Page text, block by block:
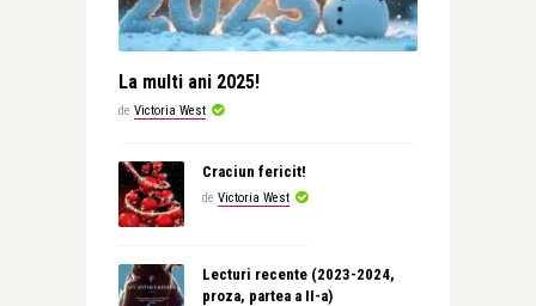
La multi ani 2025!
de Victoria West
Craciun fericit!
de Victoria West
Lecturi recente (2023-2024,
proza, partea a II-a)